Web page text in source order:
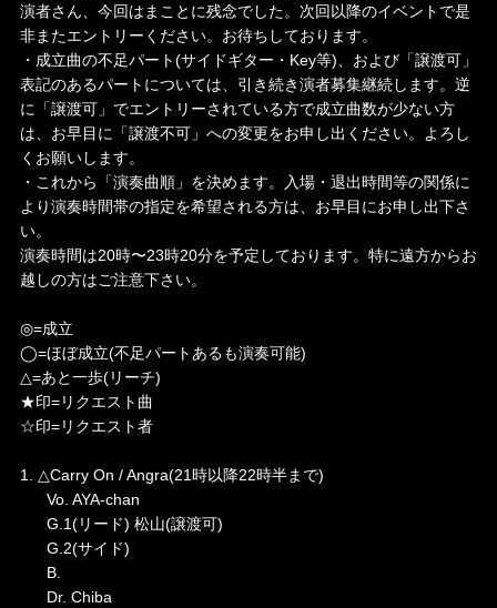
演者さん、今回はまことに残念でした。次回以降のイベントで是
非またエントリーください。お待ちしております。
・成立曲の不足パート(サイドギター・Key等)、および「譲渡可」
表記のあるパートについては、引き続き演者募集継続します。逆
に「譲渡可」でエントリーされている方で成立曲数が少ない方
は、お早目に「譲渡不可」への変更をお申し出ください。よろし
くお願いします。
・これから「演奏曲順」を決めます。入場・退出時間等の関係に
より演奏時間帯の指定を希望される方は、お早目にお申し出下さ
い。
演奏時間は20時〜23時20分を予定しております。特に遠方からお
越しの方はご注意下さい。
◎=成立
◯=ほぼ成立(不足パートあるも演奏可能)
△=あと一歩(リーチ)
★印=リクエスト曲
☆印=リクエスト者
1. △Carry On / Angra(21時以降22時半まで)
Vo. AYA-chan
G.1(リード) 松山(譲渡可)
G.2(サイド)
B.
Dr. Chiba